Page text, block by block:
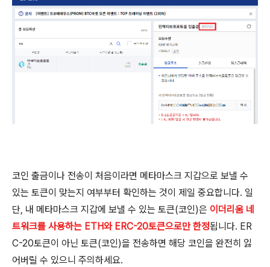
코인 출금이나 전송이 처음이라면 메타마스크 지갑으로 보낼 수
있는 토큰이 맞는지 여부부터 확인하는 것이 제일 중요합니다. 일
단, 내 메타마스크 지갑에 보낼 수 있는 토큰(코인)은 이더리움 네
트워크를 사용하는 ETH와 ERC-20토큰으로만 한정됩니다. ER
C-20토큰이 아닌 토큰(코인)을 전송하면 해당 코인을 완전히 잃
어버릴 수 있으니 주의하세요.